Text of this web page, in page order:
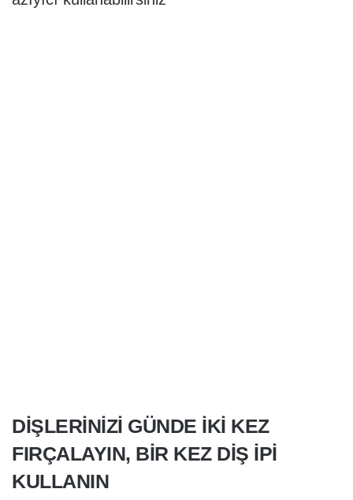
DİŞLERİNİZİ GÜNDE İKİ KEZ
FIRÇALAYIN, BİR KEZ DİŞ İPİ
KULLANIN